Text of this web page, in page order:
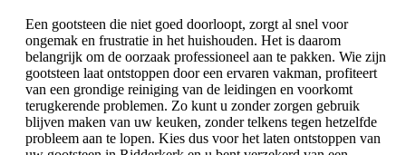
Een gootsteen die niet goed doorloopt, zorgt al snel voor
ongemak en frustratie in het huishouden. Het is daarom
belangrijk om de oorzaak professioneel aan te pakken. Wie zijn
gootsteen laat ontstoppen door een ervaren vakman, profiteert
van een grondige reiniging van de leidingen en voorkomt
terugkerende problemen. Zo kunt u zonder zorgen gebruik
blijven maken van uw keuken, zonder telkens tegen hetzelfde
probleem aan te lopen. Kies dus voor het laten ontstoppen van